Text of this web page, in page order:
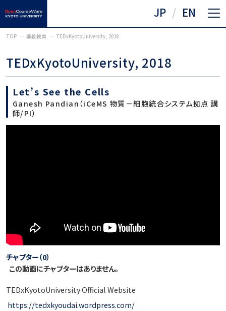
JP EN
TOP 講義検索 TEDxKyotoUniversity, 2018
TEDxKyotoUniversity, 2018
Let’s See the Cells
Ganesh Pandian（iCeMS 物質－細胞統合システム拠点 講
師/PI）
チャプター（0）
この動画にチャプターはありません。
TEDxKyotoUniversity Official Website
https://tedxkyoudai.wordpress.com/